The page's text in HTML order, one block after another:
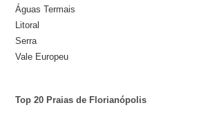
Águas Termais
Litoral
Serra
Vale Europeu
Top 20 Praias de Florianópolis